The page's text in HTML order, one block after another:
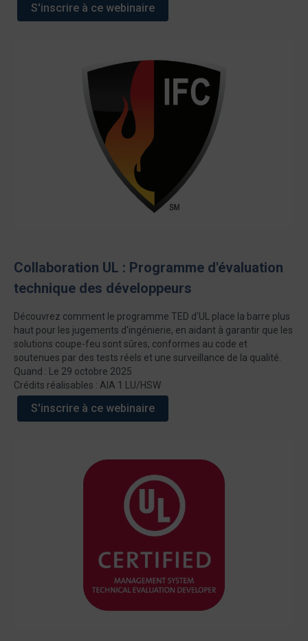
S'inscrire à ce webinaire
Collaboration UL : Programme d'évaluation
technique des développeurs
Découvrez comment le programme TED d'UL place la barre plus
haut pour les jugements d'ingénierie, en aidant à garantir que les
solutions coupe-feu sont sûres, conformes au code et
soutenues par des tests réels et une surveillance de la qualité.
Quand : Le 29 octobre 2025
Crédits réalisables : AIA 1 LU/HSW
S'inscrire à ce webinaire